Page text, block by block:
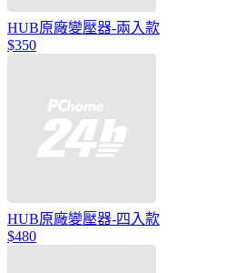
HUB原廠變壓器-兩入款
$350
HUB原廠變壓器-四入款
$480